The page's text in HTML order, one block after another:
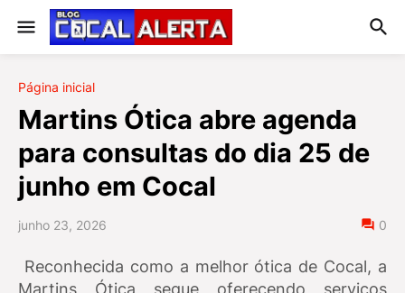
Página inicial
Martins Ótica abre agenda
para consultas do dia 25 de
junho em Cocal
junho 23, 2026 0
Reconhecida como a melhor ótica de Cocal, a
Martins Ótica segue oferecendo serviços